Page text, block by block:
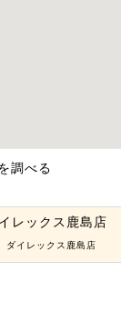
ダイレックス鹿島店